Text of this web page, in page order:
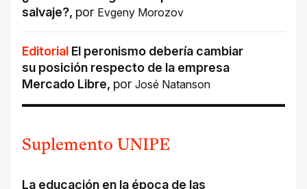
salvaje?, por Evgeny Morozov
Editorial El peronismo debería cambiar
su posición respecto de la empresa
Mercado Libre, por José Natanson
Suplemento UNIPE
La educación en la época de las